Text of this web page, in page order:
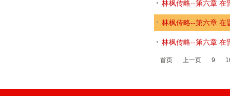
林枫传略--第六章 在
林枫传略--第六章 在
林枫传略--第六章 在
首页 上一页 9